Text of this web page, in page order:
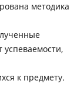
методика
успеваемости,
к предмету.